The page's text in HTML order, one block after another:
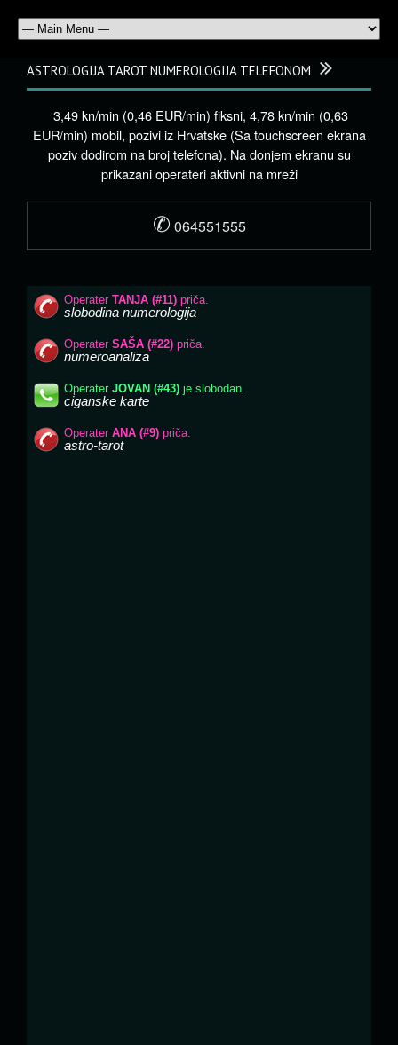
ASTROLOGIJA TAROT NUMEROLOGIJA TELEFONOM
3,49 kn/min (0,46 EUR/min) fiksni, 4,78 kn/min (0,63
EUR/min) mobil, pozivi iz Hrvatske (Sa touchscreen ekrana
poziv dodirom na broj telefona). Na donjem ekranu su
prikazani operateri aktivni na mreži
✆ 064551555